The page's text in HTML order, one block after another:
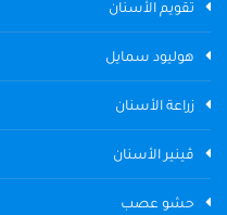
تقويم الأسنان
هوليود سمايل
زراعة الأسنان
ڤينير الأسنان
حشو عصب